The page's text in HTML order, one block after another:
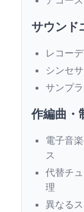
サウンド
レコー
シンセ
サンプ
作編曲・
電子音
ス
代替チ
理
異なる